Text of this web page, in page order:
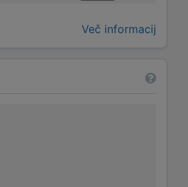
Več informacij